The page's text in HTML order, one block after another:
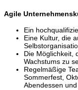
Agile
Ein
Eine Kultur, die
Die Möglichkeit,
Wachstums zu
Regelmäßige
Sommerfest,
Abendessen